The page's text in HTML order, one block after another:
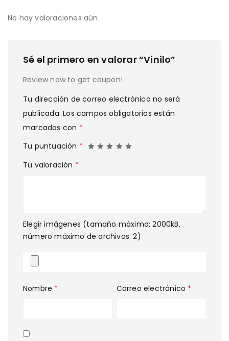
No hay valoraciones aún.
Sé el primero en valorar “Vinilo”
Review now to get coupon!
Tu dirección de correo electrónico no será
publicada. Los campos obligatorios están
marcados con *
Tu puntuación *
Tu valoración *
Elegir imágenes (tamaño máximo: 2000kB,
número máximo de archivos: 2)
Nombre * Correo electrónico *